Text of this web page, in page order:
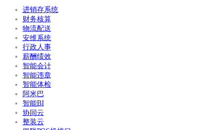
进销存系统
财务核算
物流配送
安维系统
行政人事
薪酬绩效
智能会计
智能违章
智能体检
阿米巴
智能BI
协同云
整装云